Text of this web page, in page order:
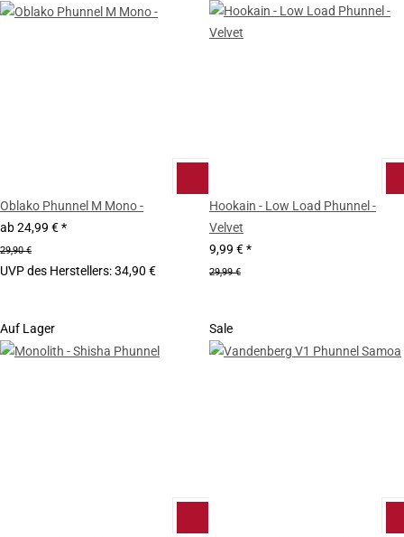
Oblako Phunnel M Mono -
ab24,99 €*
29,90 €
UVP des Herstellers:34,90 €
Hookain - Low Load Phunnel -
Velvet
9,99 €*
29,99 €
Auf Lager Sale